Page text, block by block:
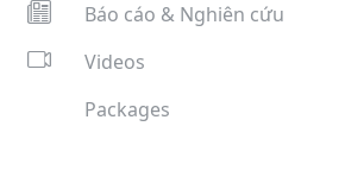
Báo cáo & Nghiên cứu
Videos
Packages